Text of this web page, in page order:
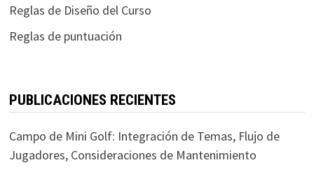
Reglas de Diseño del Curso
Reglas de puntuación
PUBLICACIONES RECIENTES
Campo de Mini Golf: Integración de Temas, Flujo de
Jugadores, Consideraciones de Mantenimiento